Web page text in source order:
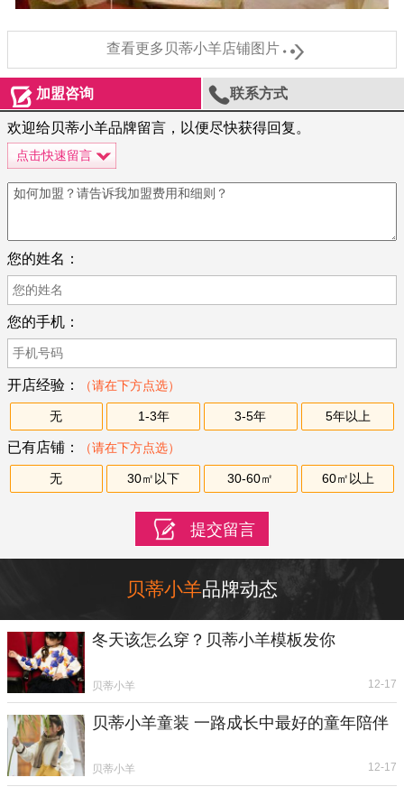
查看更多贝蒂小羊店铺图片
加盟咨询 联系方式
欢迎给贝蒂小羊品牌留言，以便尽快获得回复。
点击快速留言
您的姓名：
您的手机：
开店经验： （请在下方点选）
无 1-3年 3-5年 5年以上
已有店铺： （请在下方点选）
无 30㎡以下 30-60㎡ 60㎡以上
贝蒂小羊品牌动态
冬天该怎么穿？贝蒂小羊模板发你
贝蒂小羊 12-17
贝蒂小羊童装 一路成长中最好的童年陪伴
贝蒂小羊 12-17